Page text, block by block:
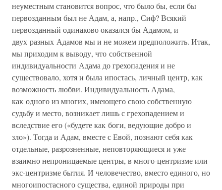
неуместным становится во­прос, что было бы, если бы
первозданным был не Адам, а, напр., Сиф? Всякий
первозданный одинаково оказался бы Адамом, и
двух разных Адамов мы и не можем предположить. Итак,
мы приходим к выводу, что собственной
индивидуальности Адама до грехопадения и не
существовало, хотя и была ипостась, лич­ный центр, как
возможность любви. Индивидуальность Адама,
как одного из многих, имеющего свою собственную
судьбу и ме­сто, возникает лишь с грехопадением и
вследствие его («будете как боги, ведующие добро и
зло»). Тогда и Адам, вместе с Евой, познают себя как
отдельные, разрозненные, неповторяющиеся и уже
взаимно непроницаемые центры, в много-центризме или
экс-центризме бытия. И человечество, вместо единого, но
многоипостасного существа, единой природы при